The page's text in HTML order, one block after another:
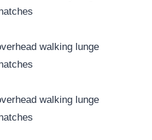
walking lunge
walking lunge